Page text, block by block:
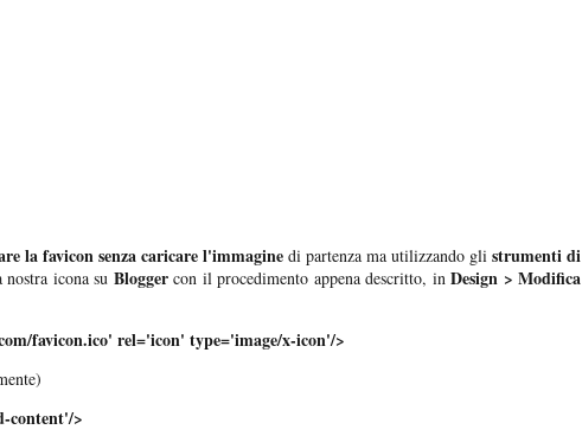
la favicon senza caricare l'immagine di partenza ma utilizzando gli strumenti di
icona su Bloggercon il procedimento appena descritto, in Design > Modifica
favicon.ico' rel='icon' type='image/x-icon'/>
content'/>